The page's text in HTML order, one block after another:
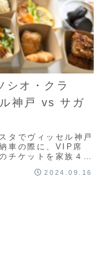
シオ・クラ
神戸 vs サガ
タでヴィッセル神戸
車の際に、VIP席
チケットを家族４人
2024.09.16